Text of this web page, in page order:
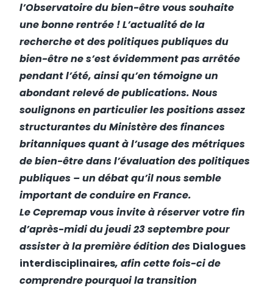
l’Observatoire du bien-être vous souhaite
une bonne rentrée ! L’actualité de la
recherche et des politiques publiques du
bien-être ne s’est évidemment pas arrêtée
pendant l’été, ainsi qu’en témoigne un
abondant relevé de publications. Nous
soulignons en particulier les positions assez
structurantes du Ministère des finances
britanniques quant à l’usage des métriques
de bien-être dans l’évaluation des politiques
publiques – un débat qu’il nous semble
important de conduire en France.
Le Cepremap vous invite à réserver votre fin
d’après-midi du jeudi 23 septembre pour
assister à la première édition des Dialogues
interdisciplinaires, afin cette fois-ci de
comprendre pourquoi la transition